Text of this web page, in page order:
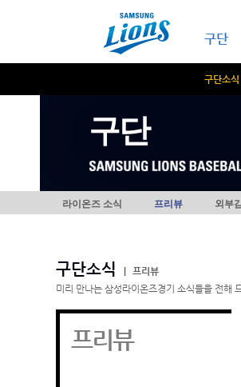
구단
구단소식
구단
라이온즈 소식 프리뷰 외부
구단소식
프리뷰
미리 만나는 삼성라이온즈경기 소식들을 전해
프리뷰